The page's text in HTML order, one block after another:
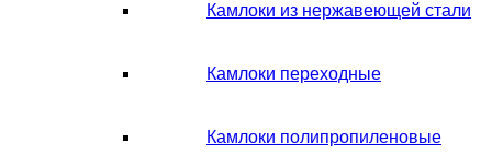
Камлоки из нержавеющей стали
Камлоки переходные
Камлоки полипропиленовые